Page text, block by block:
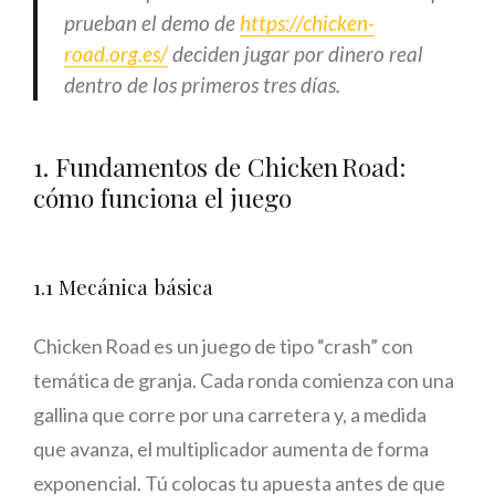
prueban el demo de https://chicken-
road.org.es/deciden jugar por dinero real
dentro de los primeros tres días.
1. Fundamentos de Chicken Road:
cómo funciona el juego
1.1 Mecánica básica
Chicken Road es un juego de tipo “crash” con
temática de granja. Cada ronda comienza con una
gallina que corre por una carretera y, a medida
que avanza, el multiplicador aumenta de forma
exponencial. Tú colocas tu apuesta antes de que